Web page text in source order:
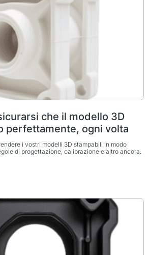
che il modello 3D
perfettamente, ogni volta
i vostri modelli 3D stampabili in modo
di progettazione, calibrazione e altro ancora.